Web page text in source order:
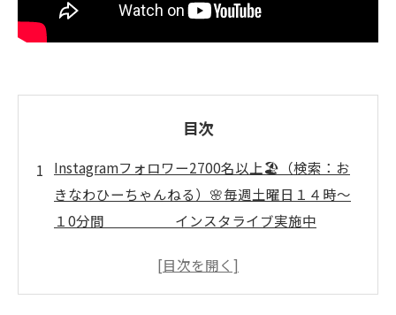
目次
Instagramフォロワー2700名以上🏖️（検索：お
きなわひーちゃんねる）🌸毎週土曜日１４時～
１0分間 インスタライブ実施中
の、 「介護予防の話し」